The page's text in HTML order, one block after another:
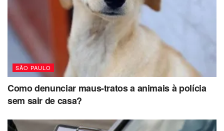
SÃO PAULO
Como denunciar maus-tratos a animais à polícia
sem sair de casa?